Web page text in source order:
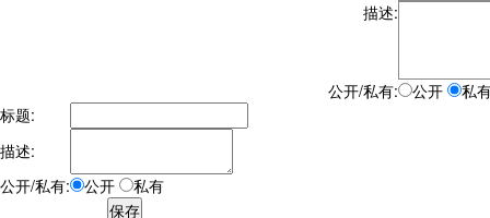
描述:
公开/私有: 公开
私
标题:
描述:
公开/私有:
公开 私有